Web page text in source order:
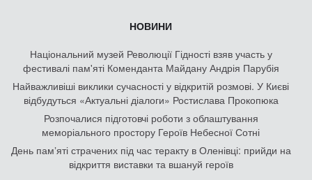
НОВИНИ
Національний музей Революції Гідності взяв участь у
фестивалі пам'яті Коменданта Майдану Андрія Парубія
Найважливіші виклики сучасності у відкритій розмові. У Києві
відбудуться «Актуальні діалоги» Ростислава Прокопюка
Розпочалися підготовчі роботи з облаштування
меморіального простору Героїв Небесної Сотні
День памʼяті страчених під час теракту в Оленівці: прийди на
відкриття виставки та вшануй героїв